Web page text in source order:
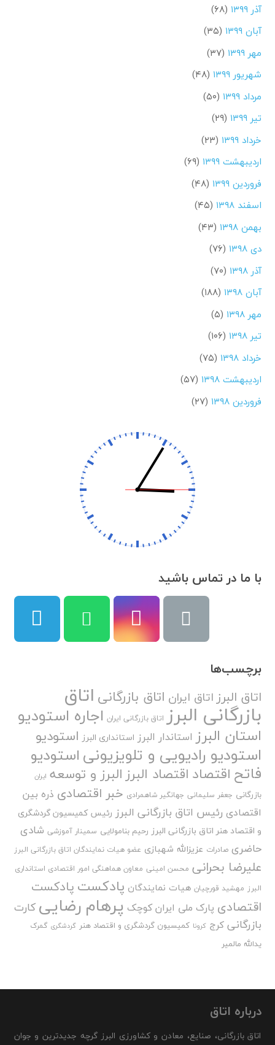
آذر ۱۳۹۹
(۶۸)
آبان ۱۳۹۹
(۳۵)
مهر ۱۳۹۹
(۳۷)
شهریور ۱۳۹۹
(۴۸)
مرداد ۱۳۹۹
(۵۰)
تیر ۱۳۹۹
(۲۹)
خرداد ۱۳۹۹
(۲۳)
اردیبهشت ۱۳۹۹
(۶۹)
فروردین ۱۳۹۹
(۴۸)
اسفند ۱۳۹۸
(۴۵)
بهمن ۱۳۹۸
(۴۳)
دی ۱۳۹۸
(۷۶)
آذر ۱۳۹۸
(۷۰)
آبان ۱۳۹۸
(۱۸۸)
مهر ۱۳۹۸
(۵)
تیر ۱۳۹۸
(۱۰۶)
خرداد ۱۳۹۸
(۷۵)
اردیبهشت ۱۳۹۸
(۵۷)
فروردین ۱۳۹۸
(۲۷)
با ما در تماس باشید
برچسب‌ها
اتاق البرز اتاق ایران اتاق بازرگانی اتاق
بازرگانی البرز اتاق بازرگانی ایران اجاره استودیو
استان البرز استاندار البرز استانداری البرز استودیو
استودیو رادیویی و تلویزیونیاستودیو
فاتح اقتصاد اقتصاد البرزالبرز و توسعه ایران
بازرگانی جعفر سلیمانی جهانگیر شاهمرادی خبر اقتصادی ذره بین
اقتصادی رئیس اتاق بازرگانی البرز رئیس کمیسیون گردشگری
و اقتصاد هنر اتاق بازرگانی البرز رحیم بنامولایی سمینار آموزشی شادی
حاضری صادرات عزیزالله شهبازی عضو هیات نمایندگان اتاق بازرگانی البرز
علیرضا بحرانی محسن امینی معاون هماهنگی امور اقتصادی استانداری
البرز مهشید قورچیان هیات نمایندگان پادکست پادکست
اقتصادی پارک ملی ایران کوچک پرهام رضایی کارت
بازرگانی کرج کرونا کمیسیون گردشگری و اقتصاد هنر گردشگری گمرک
یدالله مالمیر
درباره اتاق
اتاق بازرگانی، صنایع، معادن و کشاورزی البرز گرچه جدیدترین و جوان